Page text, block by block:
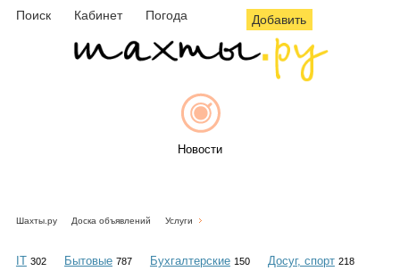
Поиск Кабинет Погода Добавить
Новости
Шахты.ру Доска объявлений Услуги
IT 302 Бытовые 787 Бухгалтерские 150 Досуг, спорт 218